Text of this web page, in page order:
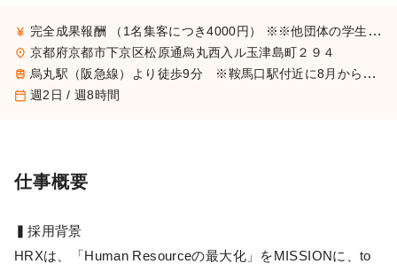
currency_yen 完全成果報酬 （1名集客につき4000円） ※※他団体の学生集客メンバーは無給であることが多いですが、当社は成果に応じて報酬をお支払いする社風なので、ご安心いただけますと幸いです！ ※成果に応じて、チームリーダーへの昇進も十二分に可能です！ リーダーになったら時給＋インセンティブという形式になります！
place 京都府京都市下京区松原通烏丸西入ル玉津島町２９４
train 烏丸駅（阪急線）より徒歩9分 ※鞍馬口駅付近に8月から移転予定です
calendar_today 週2日 / 週8時間
仕事概要
▍採用背景
HRXは、「Human Resourceの最大化」をMISSIONに、to